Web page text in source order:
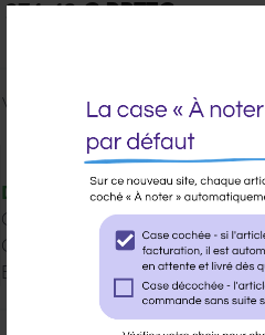
374,42 € PPTTC
Veuillez vous connecterpour ajouter
au panier cet article.
Disponible
Qté dispo en magasin : 19
Gisement : 00-06-RESERVE-YVES
Etat Dilicom : Disponible